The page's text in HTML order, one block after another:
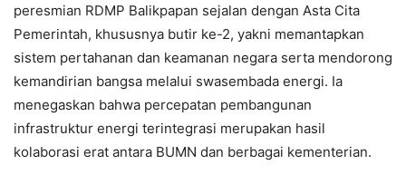
peresmian RDMP Balikpapan sejalan dengan Asta Cita
Pemerintah, khususnya butir ke-2, yakni memantapkan
sistem pertahanan dan keamanan negara serta mendorong
kemandirian bangsa melalui swasembada energi. Ia
menegaskan bahwa percepatan pembangunan
infrastruktur energi terintegrasi merupakan hasil
kolaborasi erat antara BUMN dan berbagai kementerian.